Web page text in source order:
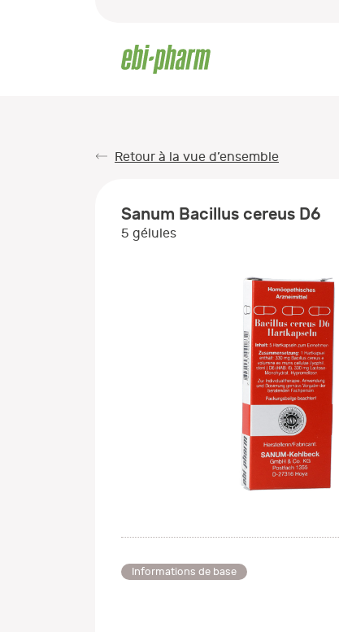
Retour à la vue d’ensemble
Sanum Bacillus cereus D6
5 gélules
Informations de base